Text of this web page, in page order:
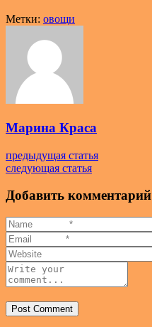
Метки: овощи
Марина Краса
предыдущая статья
следующая статья
Добавить комментарий